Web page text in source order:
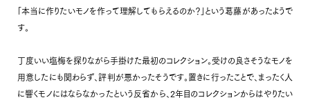
「本当に作りたいモノを作って理解してもらえるのか？」という葛藤があったようで
す。
丁度いい塩梅を探りながら手掛けた最初のコレクション。受けの良さそうなモノを
用意したにも関わらず、評判が悪かったそうです。置きに行ったことで、まったく人
に響くモノにはならなかったという反省から、2年目のコレクションからはやりたい